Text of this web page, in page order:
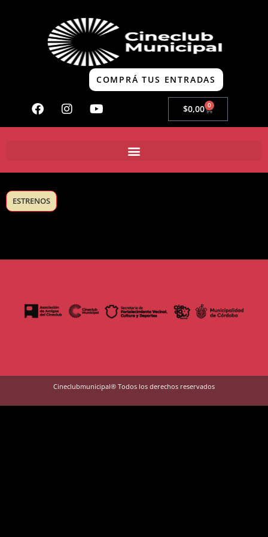
COMPRÁ TUS ENTRADAS
$0,00 0
ESTRENOS
Cineclubmunicipal® Todos los derechos reservados